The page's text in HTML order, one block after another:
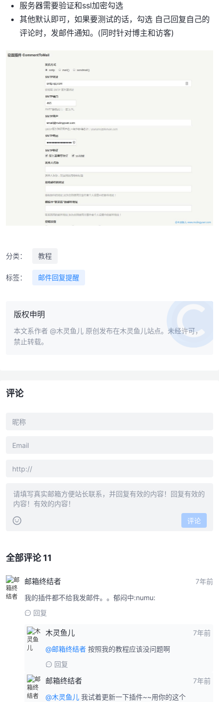
服务器需要验证和ssl加密勾选
其他默认即可，如果要测试的话，勾选 自己回复自己的
评论时，发邮件通知。(同时针对博主和访客)
分类： 教程
标签： 邮件回复提醒
版权申明
本文系作者 @木灵鱼儿 原创发布在木灵鱼儿站点。未经许可，
禁止转载。
评论
评论
全部评论 11
邮箱终结者
7年前
我的插件都不给我发邮件。。郁闷中:numu:
回复
木灵鱼儿
7年前
@邮箱终结者 按照我的教程应该没问题啊
回复
邮箱终结者
7年前
@木灵鱼儿 我试着更新一下插件~~用你的这个